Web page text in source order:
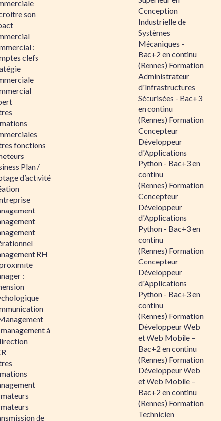
son
:
clefs
fonctions
Plan /
d’activité
RH
:
à
de
Conception
Industrielle de
Systèmes
Mécaniques -
Bac+2 en continu
(Rennes) Formation
Administrateur
d'Infrastructures
Sécurisées - Bac+3
en continu
(Rennes) Formation
Concepteur
Développeur
d'Applications
Python - Bac+3 en
continu
(Rennes) Formation
Concepteur
Développeur
d'Applications
Python - Bac+3 en
continu
(Rennes) Formation
Concepteur
Développeur
d'Applications
Python - Bac+3 en
continu
(Rennes) Formation
Développeur Web
et Web Mobile –
Bac+2 en continu
(Rennes) Formation
Développeur Web
et Web Mobile –
Bac+2 en continu
(Rennes) Formation
Technicien